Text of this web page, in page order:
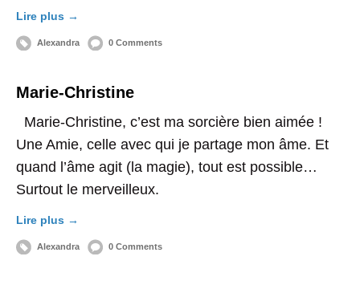
Lire plus →
Alexandra 0 Comments
Marie-Christine
Marie-Christine, c’est ma sorcière bien aimée !
Une Amie, celle avec qui je partage mon âme. Et
quand l’âme agit (la magie), tout est possible…
Surtout le merveilleux.
Lire plus →
Alexandra 0 Comments